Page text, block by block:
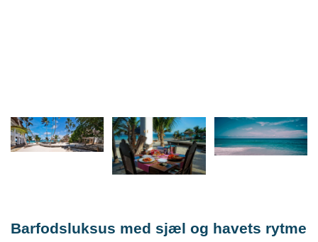
Barfodsluksus med sjæl og havets rytme